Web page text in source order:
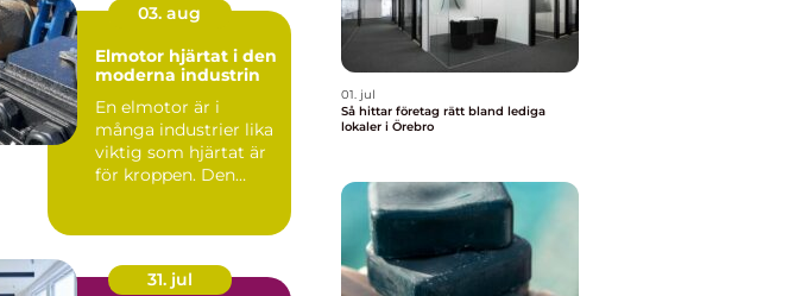
03. aug
Elmotor hjärtat i den
moderna industrin
En elmotor är i
många industrier lika
viktig som hjärtat är
för kroppen. Den
31. jul
01. jul
Så hittar företag rätt bland lediga
lokaler i Örebro